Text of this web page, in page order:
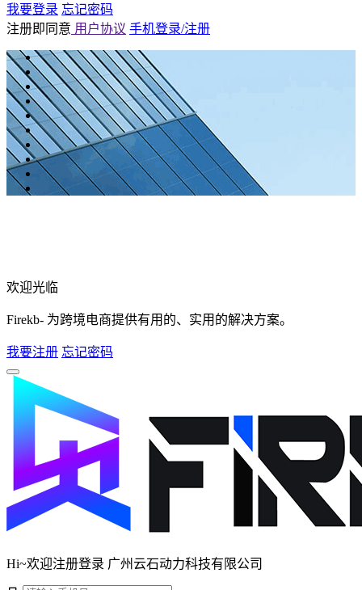
我要登录 忘记密码
注册即同意 用户协议 手机登录/注册
欢迎光临
Firekb- 为跨境电商提供有用的、实用的解决方案。
我要注册 忘记密码
Hi~欢迎注册登录 广州云石动力科技有限公司